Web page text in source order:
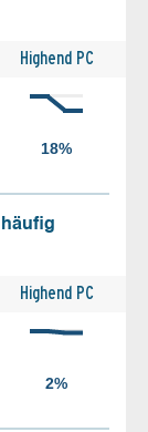
Highend PC
Highend PC